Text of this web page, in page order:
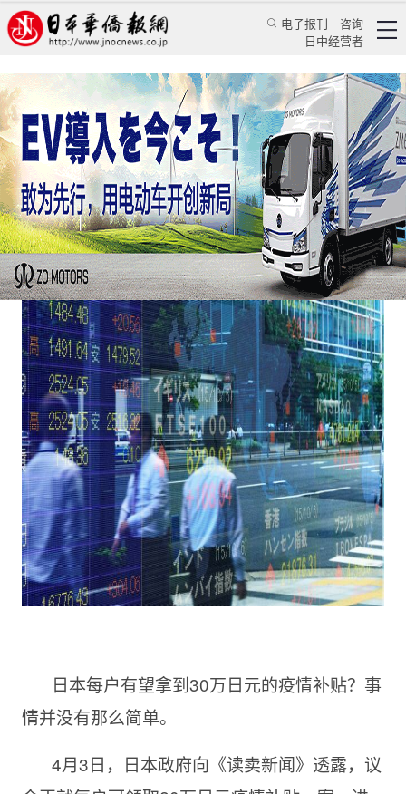
电子报刊
咨询
日中经营者
日本拟一户补贴30万日元 原则只限低收入家庭
张桐 日本新闻 经济视野
日本新华侨报 2020/4/3 11:04:28
日本每户有望拿到30万日元的疫情补贴？事
情并没有那么简单。
4月3日，日本政府向《读卖新闻》透露，议